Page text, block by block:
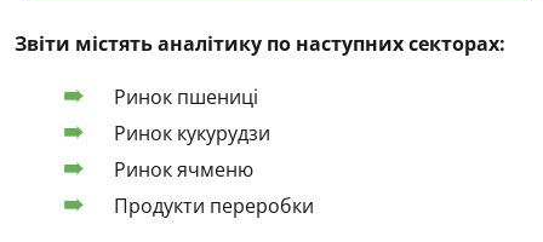
Звіти містять аналітику по наступних секторах:
Ринок пшениці
Ринок кукурудзи
Ринок ячменю
Продукти переробки